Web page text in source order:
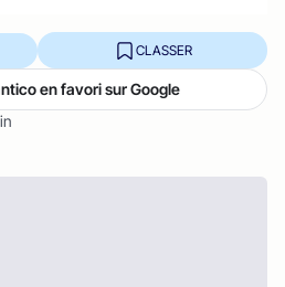
CLASSER
en favori sur Google